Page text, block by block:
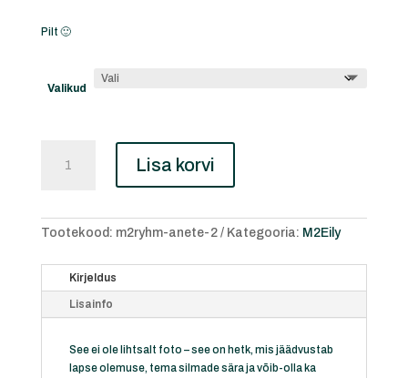
Pilt 🙂
Valikud
rühmapilt
Lisa korvi
Tootekood: m2ryhm-anete-2 Kategooria: M2Eily
Kirjeldus
Lisainfo
See ei ole lihtsalt foto – see on hetk, mis jäädvustab
lapse olemuse, tema silmade sära ja võib-olla ka